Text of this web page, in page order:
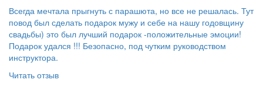
Всегда мечтала прыгнуть с парашюта, но все не решалась. Тут
повод был сделать подарок мужу и себе на нашу годовщину
свадьбы) это был лучший подарок -положительные эмоции!
Подарок удался !!! Безопасно, под чутким руководством
инструктора.
Читать отзыв